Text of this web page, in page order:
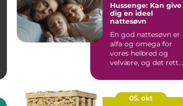
Hussenge: Kan give
dig en ideel
nattesøvn
En god nattesøvn er
alfa og omega for
vores helbred og
velvære, og det rette
05. okt